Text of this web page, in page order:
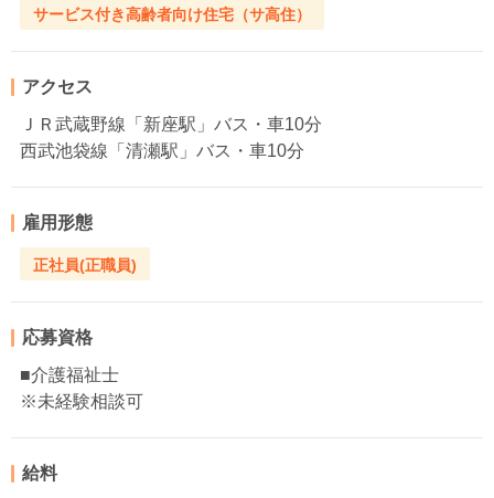
サービス付き高齢者向け住宅（サ高住）
アクセス
ＪＲ武蔵野線「新座駅」バス・車10分
西武池袋線「清瀬駅」バス・車10分
雇用形態
正社員(正職員)
応募資格
■介護福祉士
※未経験相談可
給料